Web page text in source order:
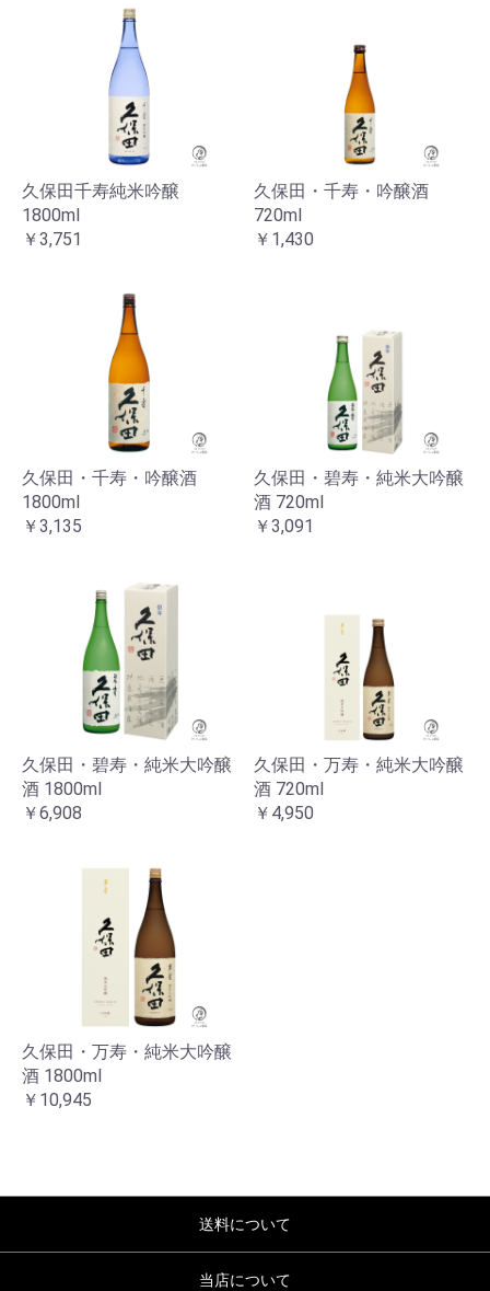
久保田千寿純米吟醸
1800ml
￥3,751
久保田・千寿・吟醸酒
720ml
￥1,430
久保田・千寿・吟醸酒
1800ml
￥3,135
久保田・碧寿・純米大吟醸
酒 720ml
￥3,091
久保田・碧寿・純米大吟醸
酒 1800ml
￥6,908
久保田・万寿・純米大吟醸
酒 720ml
￥4,950
久保田・万寿・純米大吟醸
酒 1800ml
￥10,945
お買い物を続ける
送料について
当店について